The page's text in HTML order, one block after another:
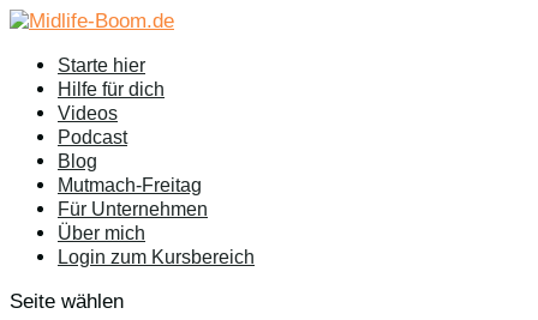
Starte hier
Hilfe für dich
Videos
Podcast
Blog
Mutmach-Freitag
Für Unternehmen
Über mich
Login zum Kursbereich
Seite wählen